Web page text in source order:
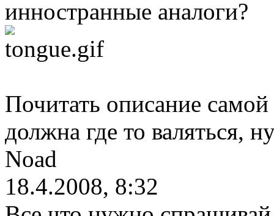
инностранные аналоги?
Почитать описание
должна где то валяться,
Noad
18.4.2008, 8:32